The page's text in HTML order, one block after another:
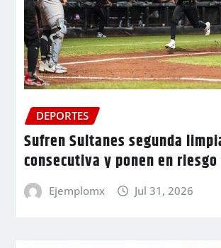
DEPORTES
Sufren Sultanes segunda
consecutiva y ponen en
Ejemplomx Jul 31, 2026